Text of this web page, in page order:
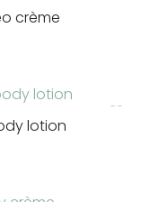
crème
lotion